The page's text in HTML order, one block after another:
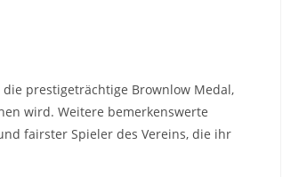
prestigeträchtige Brownlow Medal,
wird. Weitere bemerkenswerte
fairster Spieler des Vereins, die ihr